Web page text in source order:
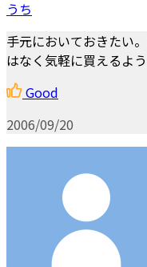
うち
手元においておきたい
はなく気軽に買えるよ
Good
2006/09/20